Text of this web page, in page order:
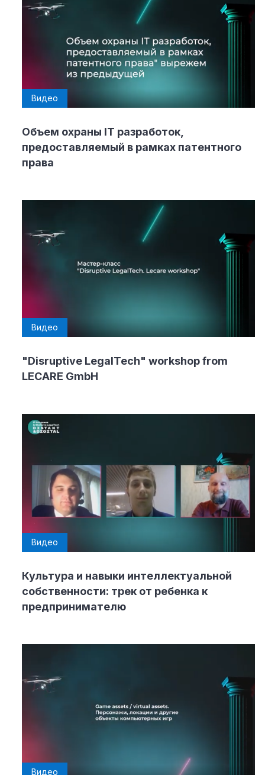
Видео
Объем охраны IT разработок,
предоставляемый в рамках патентного
права
Видео
"Disruptive LegalTech" workshop from
LECARE GmbH
Видео
Культура и навыки интеллектуальной
собственности: трек от ребенка к
предпринимателю
Видео